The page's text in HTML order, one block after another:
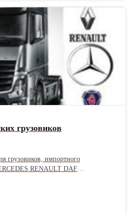
грузовиков
грузовиков, импортного
RENAULT DAF
Продам кабины,
генераторы, ГБЦ, форсунки,
поддоны, сцепление,
интеркуллеры, коленвалы,